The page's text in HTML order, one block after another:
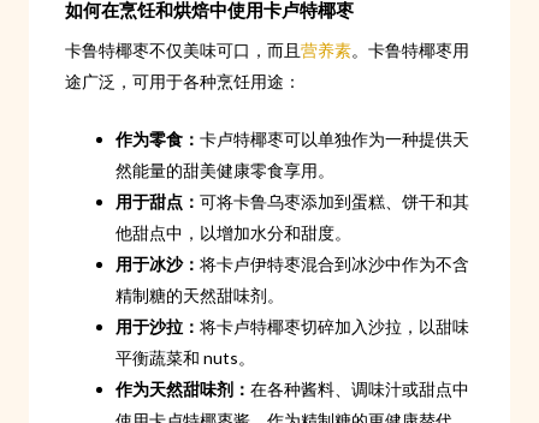
如何在烹饪和烘焙中使用卡卢特椰枣
卡鲁特椰枣不仅美味可口，而且营养素。卡鲁特椰枣用
途广泛，可用于各种烹饪用途：
作为零食： 卡卢特椰枣可以单独作为一种提供天
然能量的甜美健康零食享用。
用于甜点： 可将卡鲁乌枣添加到蛋糕、饼干和其
他甜点中，以增加水分和甜度。
用于冰沙： 将卡卢伊特枣混合到冰沙中作为不含
精制糖的天然甜味剂。
用于沙拉： 将卡卢特椰枣切碎加入沙拉，以甜味
平衡蔬菜和 nuts。
作为天然甜味剂： 在各种酱料、调味汁或甜点中